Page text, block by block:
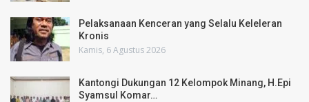
Pelaksanaan Kenceran yang Selalu Keleleran
Kronis
Kamis, 6 Agustus 2026
Kantongi Dukungan 12 Kelompok Minang, H.Epi
Syamsul Komar…